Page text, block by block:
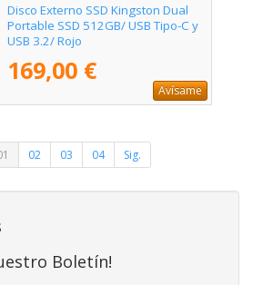
Disco Externo SSD Kingston Dual
Portable SSD 512GB/ USB Tipo-C y
USB 3.2/ Rojo
169,00 €
Avísame
02 03 04 Sig.
Boletín!